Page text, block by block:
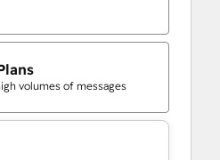
volumes of messages